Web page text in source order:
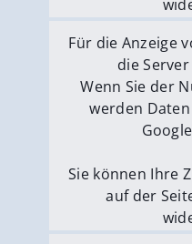
Externe
Für die Anzeige
die
Wenn Sie der
werden
Sie können Ihre
auf der